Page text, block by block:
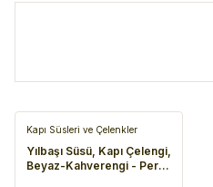
Kapı Süsleri ve Çelenkler
Yılbaşı Süsü, Kapı Çelengi,
Beyaz-Kahverengi - Peri